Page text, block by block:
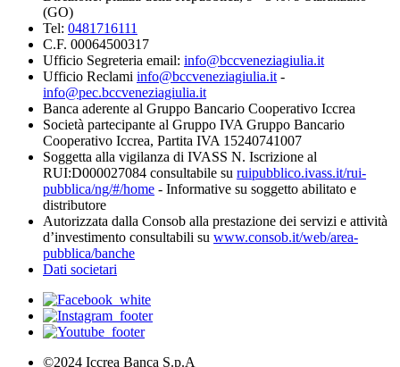
(GO)
Tel: 0481716111
C.F. 00064500317
Ufficio Segreteria email: info@bccveneziagiulia.it
Ufficio Reclami info@bccveneziagiulia.it -
info@pec.bccveneziagiulia.it
Banca aderente al Gruppo Bancario Cooperativo Iccrea
Società partecipante al Gruppo IVA Gruppo Bancario
Cooperativo Iccrea, Partita IVA 15240741007
Soggetta alla vigilanza di IVASS N. Iscrizione al
RUI:D000027084 consultabile su ruipubblico.ivass.it/rui-
pubblica/ng/#/home - Informative su soggetto abilitato e
distributore
Autorizzata dalla Consob alla prestazione dei servizi e attività
d’investimento consultabili su www.consob.it/web/area-
pubblica/banche
Dati societari
©2024 Iccrea Banca S.p.A